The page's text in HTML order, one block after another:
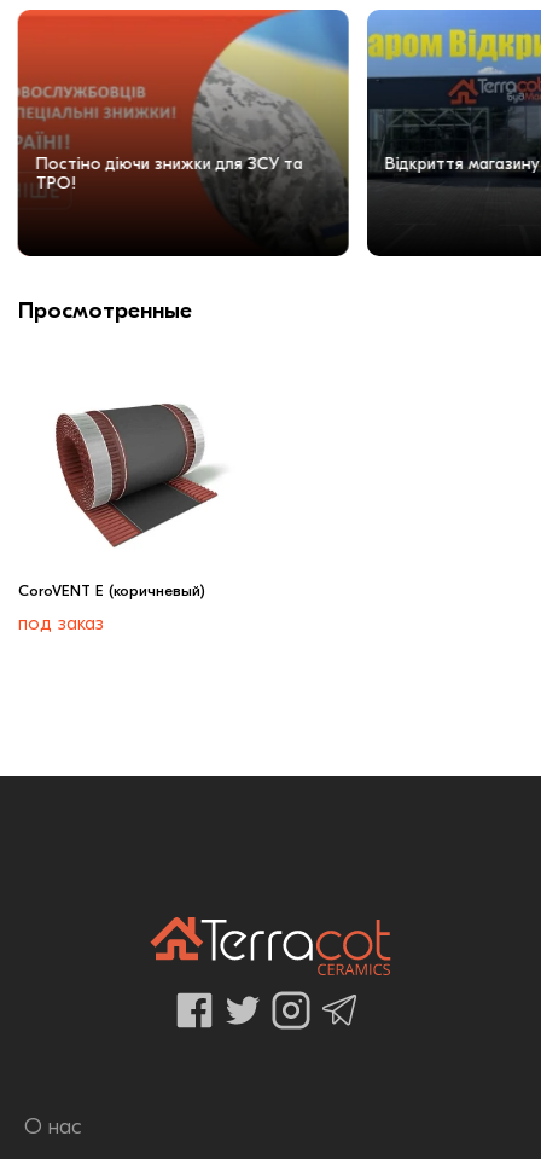
Постіно діючи знижки для ЗСУ та
ТРО!
Відкриття магазину
Просмотренные
CoroVENT E (коричневый)
под заказ
О нас